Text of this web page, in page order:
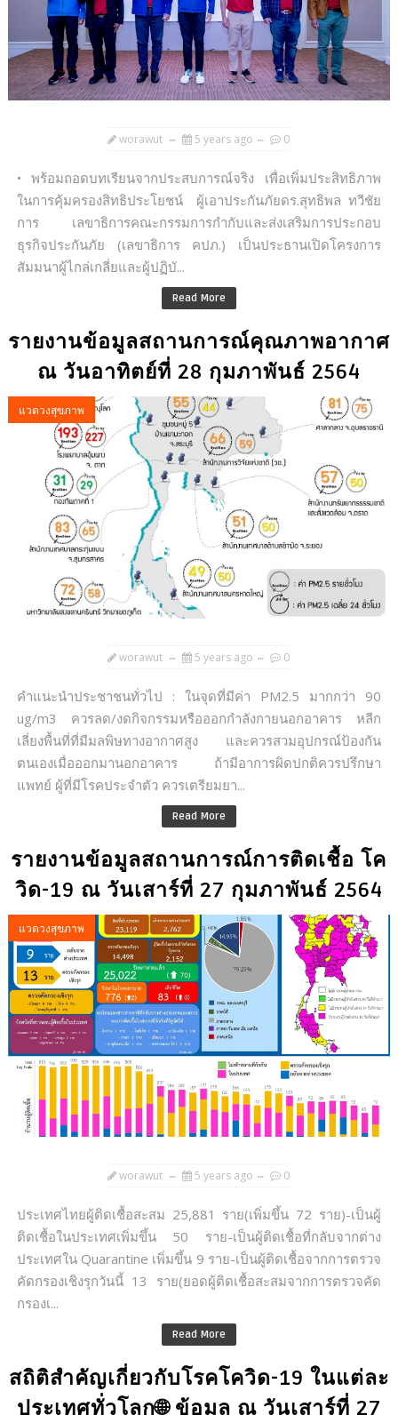
worawut 5 years ago 0
• พร้อมถอดบทเรียนจากประสบการณ์จริง เพื่อเพิ่มประสิทธิภาพ
ในการคุ้มครองสิทธิประโยชน์ ผู้เอาประกันภัยดร.สุทธิพล ทวีชัย
การ เลขาธิการคณะกรรมการกำกับและส่งเสริมการประกอบ
ธุรกิจประกันภัย (เลขาธิการ คปภ.) เป็นประธานเปิดโครงการ
สัมมนาผู้ไกล่เกลี่ยและผู้ปฏิบั...
Read More
รายงานข้อมูลสถานการณ์คุณภาพอากาศ
ณ วันอาทิตย์ที่ 28 กุมภาพันธ์ 2564
แวดวงสุขภาพ
worawut 5 years ago 0
คำแนะนำประชาชนทั่วไป : ในจุดที่มีค่า PM2.5 มากกว่า 90
ug/m3 ควรลด/งดกิจกรรมหรือออกกำลังกายนอกอาคาร หลีก
เลี่ยงพื้นที่ที่มีมลพิษทางอากาศสูง และควรสวมอุปกรณ์ป้องกัน
ตนเองเมื่อออกมานอกอาคาร ถ้ามีอาการผิดปกติควรปรึกษา
แพทย์ ผู้ที่มีโรคประจำตัว ควรเตรียมยา...
Read More
รายงานข้อมูลสถานการณ์การติดเชื้อ โค
วิด-19 ณ วันเสาร์ที่ 27 กุมภาพันธ์ 2564
แวดวงสุขภาพ
worawut 5 years ago 0
ประเทศไทยผู้ติดเชื้อสะสม 25,881 ราย(เพิ่มขึ้น 72 ราย)-เป็นผู้
ติดเชื้อในประเทศเพิ่มขึ้น 50 ราย-เป็นผู้ติดเชื้อที่กลับจากต่าง
ประเทศใน Quarantine เพิ่มขึ้น 9 ราย-เป็นผู้ติดเชื้อจากการตรวจ
คัดกรองเชิงรุกวันนี้ 13 ราย(ยอดผู้ติดเชื้อสะสมจากการตรวจคัด
กรองเ...
Read More
สถิติสำคัญเกี่ยวกับโรคโควิด-19 ในแต่ละ
ประเทศทั่วโลก🌐 ข้อมูล ณ วันเสาร์ที่ 27